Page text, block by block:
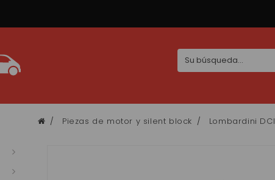
Piezas de motor y silent block Lombardini DCI